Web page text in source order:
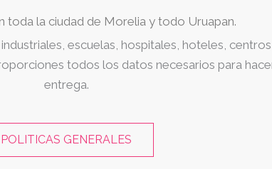
toda la ciudad de Morelia y todo Uruapan.
escuelas, hospitales, hoteles,
todos los datos necesarios para
entrega.
POLITICAS GENERALES